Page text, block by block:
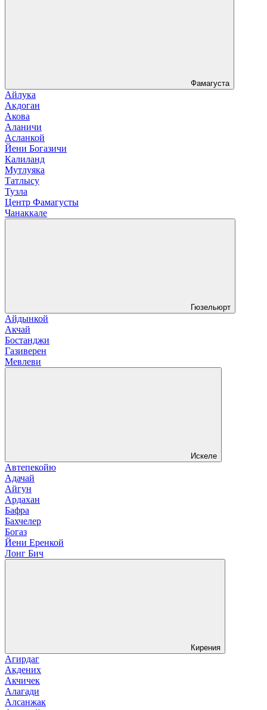
Фамагуста
Айлука
Акдоган
Акова
Аланичи
Асланкой
Йени Богазичи
Калиланд
Мутлуяка
Татлысу
Тузла
Центр Фамагусты
Чанаккале
Гюзельюрт
Айдынкой
Акчай
Бостанджи
Газиверен
Мевлеви
Искеле
Автепекойю
Адачай
Айгун
Ардахан
Бафра
Бахчелер
Богаз
Йени Еренкой
Лонг Бич
Кирения
Агирдаг
Акдених
Акчичек
Алагади
Алсанжак